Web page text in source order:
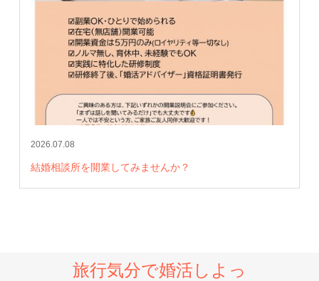
2026.07.08
結婚相談所を開業してみませんか？
旅行気分で婚活しよっ